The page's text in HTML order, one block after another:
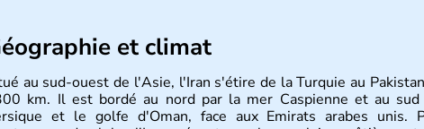
et climat
au sud-ouest de l'Asie, l'Iran s'étire de la Turquie au
km. Il est bordé au nord par la mer Caspienne et au
et le golfe d'Oman, face aux Emirats arabes unis.